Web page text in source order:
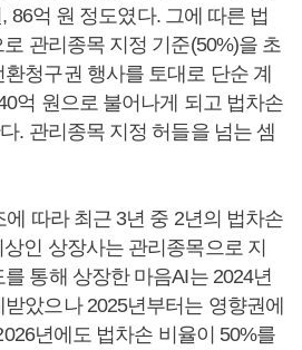
86억 원 정도였다. 그에 따른 법
관리종목 지정 기준(50%)을 초
청구권 행사를 토대로 단순 계
억 원으로 불어나게 되고 법차손
. 관리종목 지정 허들을 넘는 셈
따라 최근 3년 중 2년의 법차손
인 상장사는 관리종목으로 지
통해 상장한 마음AI는 2024년
았으나 2025년부터는 영향권에
년에도 법차손 비율이 50%를